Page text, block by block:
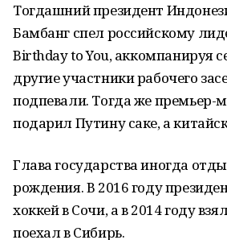
Тогдашний президент
Бамбанг спел российскому
Birthday to You, аккомпанируя
другие участники рабочего
подпевали. Тогда же премьер-
подарил Путину саке, а
Глава государства иногда
рождения. В 2016 году
хоккей в Сочи, а в 2014 году
поехал в Сибирь.